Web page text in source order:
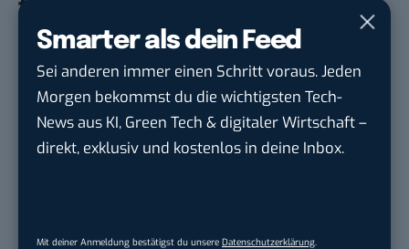
Smarter als dein Feed
Sei anderen immer einen Schritt voraus. Jeden
Morgen bekommst du die wichtigsten Tech-
News aus KI, Green Tech & digitaler Wirtschaft –
direkt, exklusiv und kostenlos in deine Inbox.
Mit deiner Anmeldung bestätigst du unsere Datenschutzerklärung.
toujou auch für Agenturen
interessant
Insgesamt bietet toujou also beste
Voraussetzungen für eine professionelle B2B
Website “at its best” mit transparenten Kosten.
Nicht zuletzt deshalb ist der Website-Baukasten